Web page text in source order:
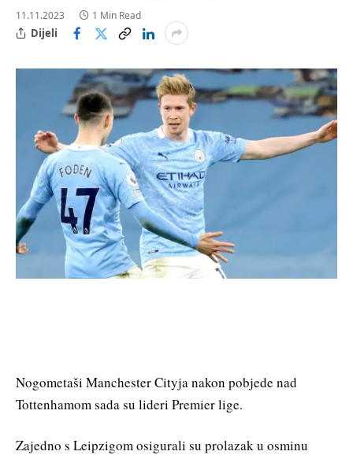
11.11.2023 1 Min Read
Dijeli
Nogometaši Manchester Cityja nakon pobjede nad
Tottenhamom sada su lideri Premier lige.
Zajedno s Leipzigom osigurali su prolazak u osminu